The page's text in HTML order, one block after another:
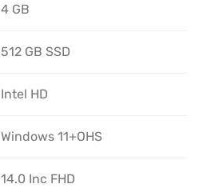
4 GB
512 GB SSD
Intel HD
Windows 11+OHS
14.0 Inc FHD